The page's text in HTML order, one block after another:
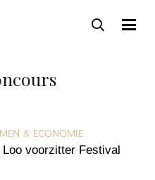
& ECONOMIE
Loo voorzitter Festival